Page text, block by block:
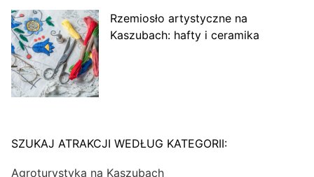
Rzemiosło artystyczne na
Kaszubach: hafty i ceramika
SZUKAJ ATRAKCJI WEDŁUG KATEGORII:
Agroturystyka na Kaszubach